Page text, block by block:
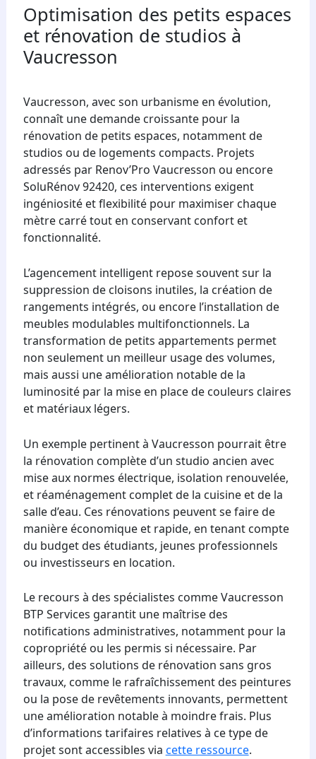
Optimisation des petits espaces
et rénovation de studios à
Vaucresson
Vaucresson, avec son urbanisme en évolution,
connaît une demande croissante pour la
rénovation de petits espaces, notamment de
studios ou de logements compacts. Projets
adressés par Renov’Pro Vaucresson ou encore
SoluRénov 92420, ces interventions exigent
ingéniosité et flexibilité pour maximiser chaque
mètre carré tout en conservant confort et
fonctionnalité.
L’agencement intelligent repose souvent sur la
suppression de cloisons inutiles, la création de
rangements intégrés, ou encore l’installation de
meubles modulables multifonctionnels. La
transformation de petits appartements permet
non seulement un meilleur usage des volumes,
mais aussi une amélioration notable de la
luminosité par la mise en place de couleurs claires
et matériaux légers.
Un exemple pertinent à Vaucresson pourrait être
la rénovation complète d’un studio ancien avec
mise aux normes électrique, isolation renouvelée,
et réaménagement complet de la cuisine et de la
salle d’eau. Ces rénovations peuvent se faire de
manière économique et rapide, en tenant compte
du budget des étudiants, jeunes professionnels
ou investisseurs en location.
Le recours à des spécialistes comme Vaucresson
BTP Services garantit une maîtrise des
notifications administratives, notamment pour la
copropriété ou les permis si nécessaire. Par
ailleurs, des solutions de rénovation sans gros
travaux, comme le rafraîchissement des peintures
ou la pose de revêtements innovants, permettent
une amélioration notable à moindre frais. Plus
d’informations tarifaires relatives à ce type de
projet sont accessibles via cette ressource.